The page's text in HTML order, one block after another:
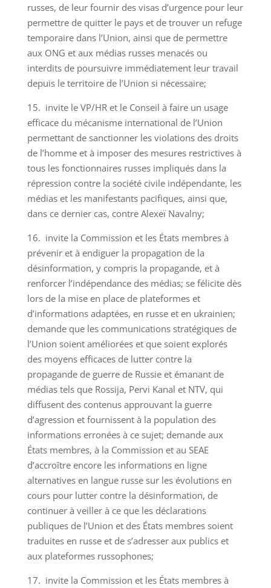
russes, de leur fournir des visas d’urgence pour leur
permettre de quitter le pays et de trouver un refuge
temporaire dans l’Union, ainsi que de permettre
aux ONG et aux médias russes menacés ou
interdits de poursuivre immédiatement leur travail
depuis le territoire de l’Union si nécessaire;
15. invite le VP/HR et le Conseil à faire un usage
efficace du mécanisme international de l’Union
permettant de sanctionner les violations des droits
de l’homme et à imposer des mesures restrictives à
tous les fonctionnaires russes impliqués dans la
répression contre la société civile indépendante, les
médias et les manifestants pacifiques, ainsi que,
dans ce dernier cas, contre Alexeï Navalny;
16. invite la Commission et les États membres à
prévenir et à endiguer la propagation de la
désinformation, y compris la propagande, et à
renforcer l’indépendance des médias; se félicite dès
lors de la mise en place de plateformes et
d’informations adaptées, en russe et en ukrainien;
demande que les communications stratégiques de
l’Union soient améliorées et que soient explorés
des moyens efficaces de lutter contre la
propagande de guerre de Russie et émanant de
médias tels que Rossija, Pervi Kanal et NTV, qui
diffusent des contenus approuvant la guerre
d’agression et fournissent à la population des
informations erronées à ce sujet; demande aux
États membres, à la Commission et au SEAE
d’accroître encore les informations en ligne
alternatives en langue russe sur les évolutions en
cours pour lutter contre la désinformation, de
continuer à veiller à ce que les déclarations
publiques de l’Union et des États membres soient
traduites en russe et de s’adresser aux publics et
aux plateformes russophones;
17. invite la Commission et les États membres à